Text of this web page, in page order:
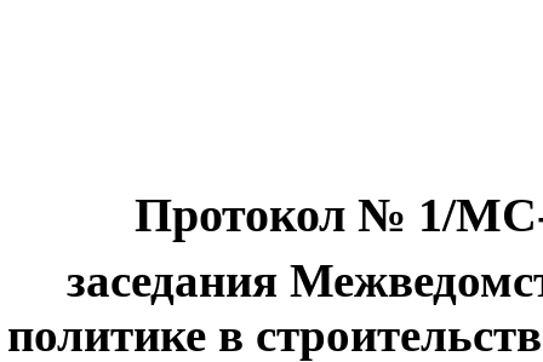
Протокол № 1/МС-
заседания
политике в